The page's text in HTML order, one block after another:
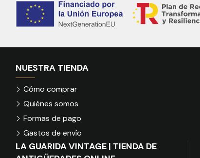
LA GUARIDA VINTAGE | TIENDA DE
NUESTRA TIENDA
Cómo comprar
Quiénes somos
Formas de pago
Gastos de envío